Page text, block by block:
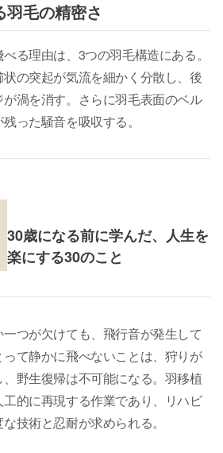
毛の精密さ
る理由は、3つの羽毛構造にある。
の突起が気流を細かく分散し、後
渦を消す。さらに羽毛表面のベル
った騒音を吸収する。
30歳になる前に学んだ、人生を
楽にする30のこと
つが欠けても、飛行音が発生して
て静かに飛べないことは、狩りが
野生復帰は不可能になる。羽移植
的に再現する作業であり、リハビ
技術と忍耐が求められる。